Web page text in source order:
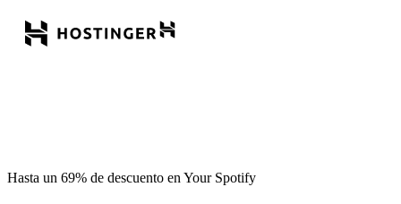
Hasta un 69% de descuento en Your Spotify